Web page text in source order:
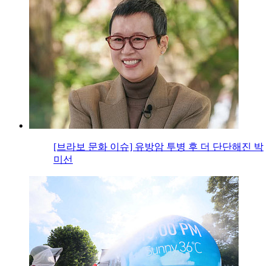
[브라보 문화 이슈] 유방암 투병 후 더 단단해진 박
미선